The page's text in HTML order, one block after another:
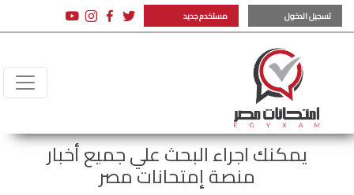
تسجيل الدخول مستخدم جديد
يمكنك اجراء البحث علي جميع أخبار
منصة إمتحانات مصر